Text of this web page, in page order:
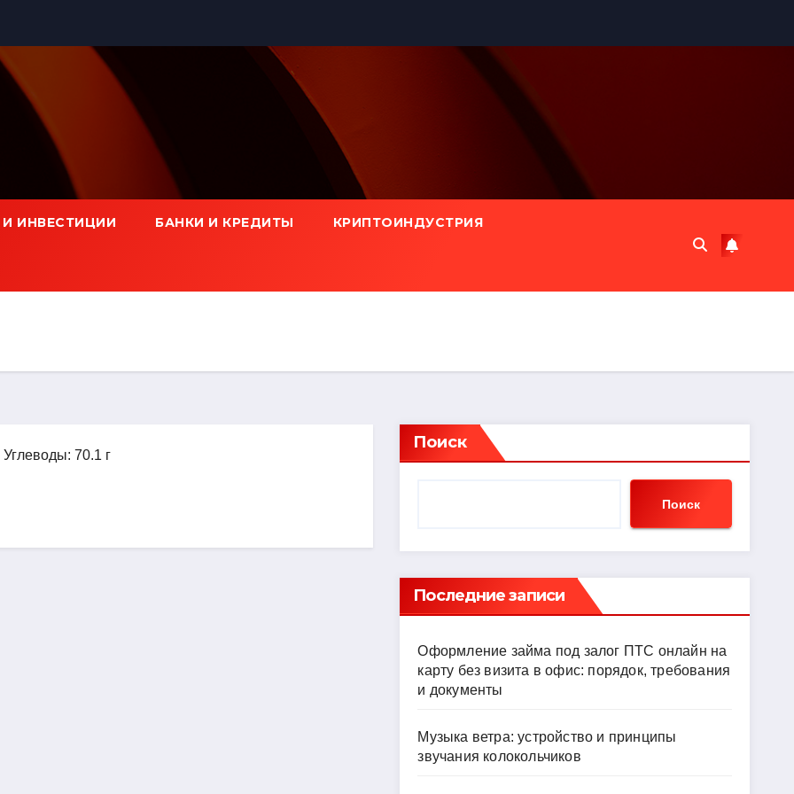
И ИНВЕСТИЦИИ БАНКИ И КРЕДИТЫ КРИПТОИНДУСТРИЯ
70.1 г
Поиск
Поиск
Последние записи
Оформление займа под залог ПТС онлайн на
карту без визита в офис: порядок, требования
и документы
Музыка ветра: устройство и принципы
звучания колокольчиков